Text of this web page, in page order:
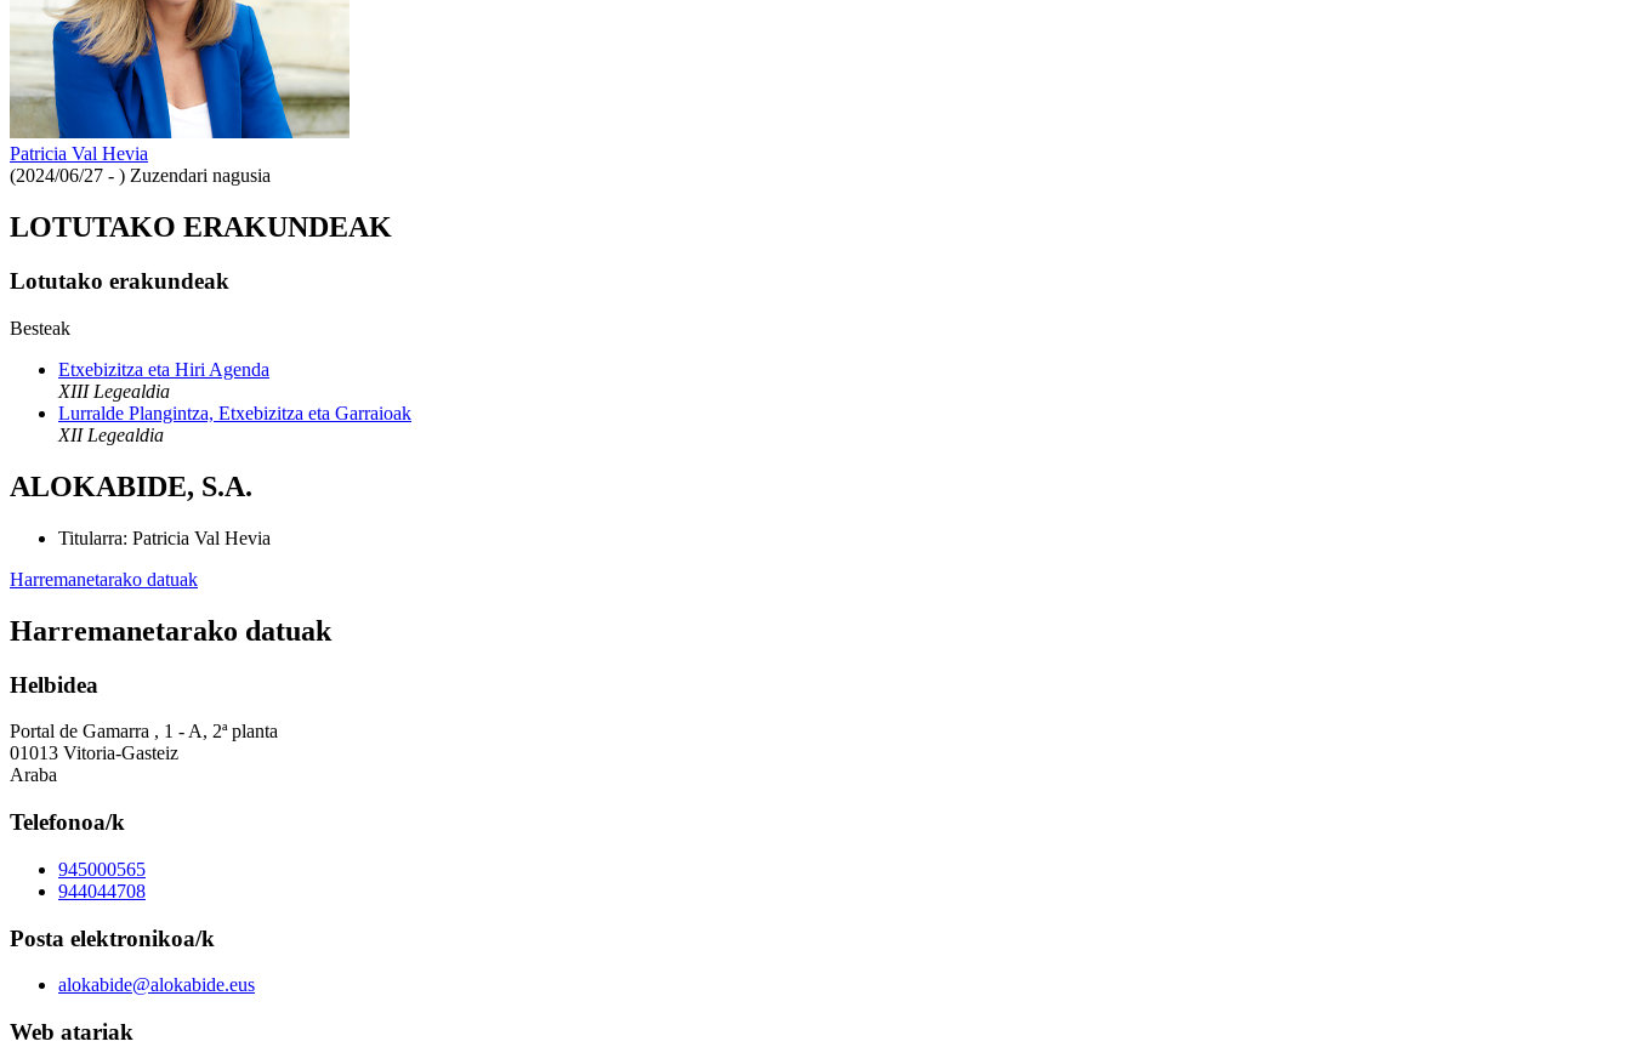
Patricia Val Hevia
(2024/06/27 - ) Zuzendari nagusia
LOTUTAKO ERAKUNDEAK
Lotutako erakundeak
Besteak
Etxebizitza eta Hiri Agenda
XIII Legealdia
Lurralde Plangintza, Etxebizitza eta Garraioak
XII Legealdia
ALOKABIDE, S.A.
Titularra: Patricia Val Hevia
Harremanetarako datuak
Harremanetarako datuak
Helbidea
Portal de Gamarra , 1 - A, 2ª planta
01013 Vitoria-Gasteiz
Araba
Telefonoa/k
945000565
944044708
Posta elektronikoa/k
alokabide@alokabide.eus
Web atariak